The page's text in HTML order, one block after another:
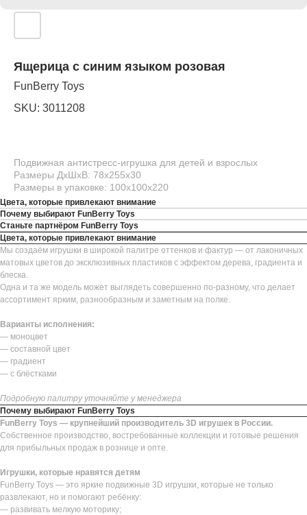
Ящерица с синим языком розовая
FunBerry Toys
SKU: 3011208
Подвижная антистресс-игрушка для детей и взрослых
Размеры ДхШхВ: 78х255х30
Размеры в упаковке: 100х100х220
Цвета, которые привлекают внимание
Почему выбирают FunBerry Toys
Станьте партнёром FunBerry Toys
Цвета, которые привлекают внимание
Мы создаём игрушки в широкой палитре оттенков и фактур — от лаконичных
матовых цветов до эксклюзивных пластиков с эффектом дерева, градиента и
блеска.
Одна и та же модель может выглядеть совершенно по-разному, что делает
ассортимент ярким, разнообразным и заметным на полке.
Варианты исполнения:
— моноцвет
— составной цвет
— градиент
— с блёстками
Подробную палитру уточняйте у менеджера
Почему выбирают FunBerry Toys
FunBerry Toys — крупнейший производитель 3D игрушек в России.
Собственное производство, востребованные коллекции и готовые решения
для прибыльных продаж в рознице и опте.
Игрушки, которые нравятся детям
FunBerry Toys — это яркие подвижные 3D игрушки, которые не только
развлекают, но и помогают ребёнку:
— развивать мелкую моторику;